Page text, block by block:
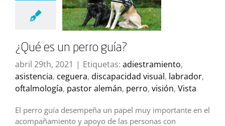
¿Qué es un perro guía?
abril 29th, 2021 | Etiquetas: adiestramiento,
asistencia, ceguera, discapacidad visual, labrador,
oftalmología, pastor alemán, perro, visión, Vista
El perro guía desempeña un papel muy importante en el
acompañamiento y apoyo de las personas con